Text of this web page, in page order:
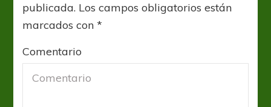
publicada. Los campos obligatorios están
marcados con*
Comentario